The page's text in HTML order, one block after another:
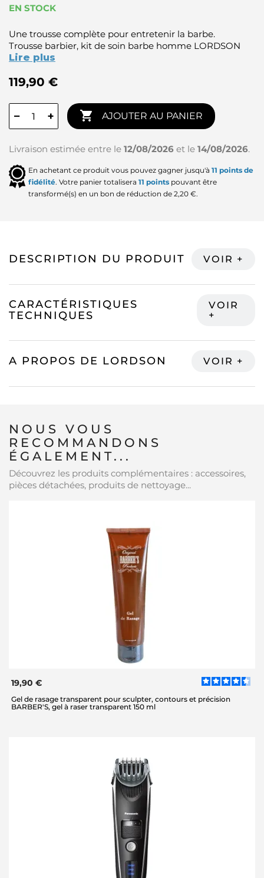
EN STOCK
Une trousse complète pour entretenir la barbe.
Trousse barbier, kit de soin barbe homme LORDSON
Lire plus
119,90 €
− +  AJOUTER AU PANIER
Livraison estimée entre le 12/08/2026 et le 14/08/2026.
En achetant ce produit vous pouvez gagner jusqu'à 11 points de
fidélité. Votre panier totalisera 11 points pouvant être
transformé(s) en un bon de réduction de 2,20 €.
DESCRIPTION DU PRODUIT
CARACTÉRISTIQUES
TECHNIQUES
A PROPOS DE LORDSON
NOUS VOUS
RECOMMANDONS
ÉGALEMENT...
Découvrez les produits complémentaires : accessoires,
pièces détachées, produits de nettoyage...
19,90 €
Gel de rasage transparent pour sculpter, contours et précision
BARBER'S, gel à raser transparent 150 ml